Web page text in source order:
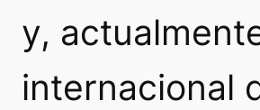
y,
internacional